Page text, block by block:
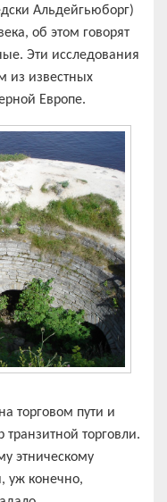
Альдейгьюборг)
об этом говорят
Эти исследования
из известных
Европе.
торговом пути и
транзитной торговли.
этническому
уж конечно,